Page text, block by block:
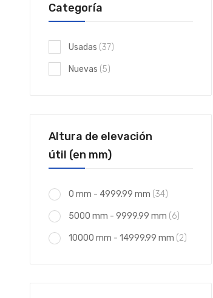
Categoría
Usadas 37
elementos
Nuevas 5
elementos
Altura de elevación
útil (en mm)
0 mm - 4999.99 mm 34
elementos
5000 mm - 9999.99 mm 6
elementos
10000 mm - 14999.99 mm 2
elementos